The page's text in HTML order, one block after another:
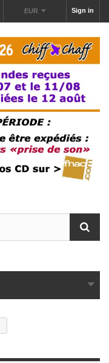
Sign in
EUR